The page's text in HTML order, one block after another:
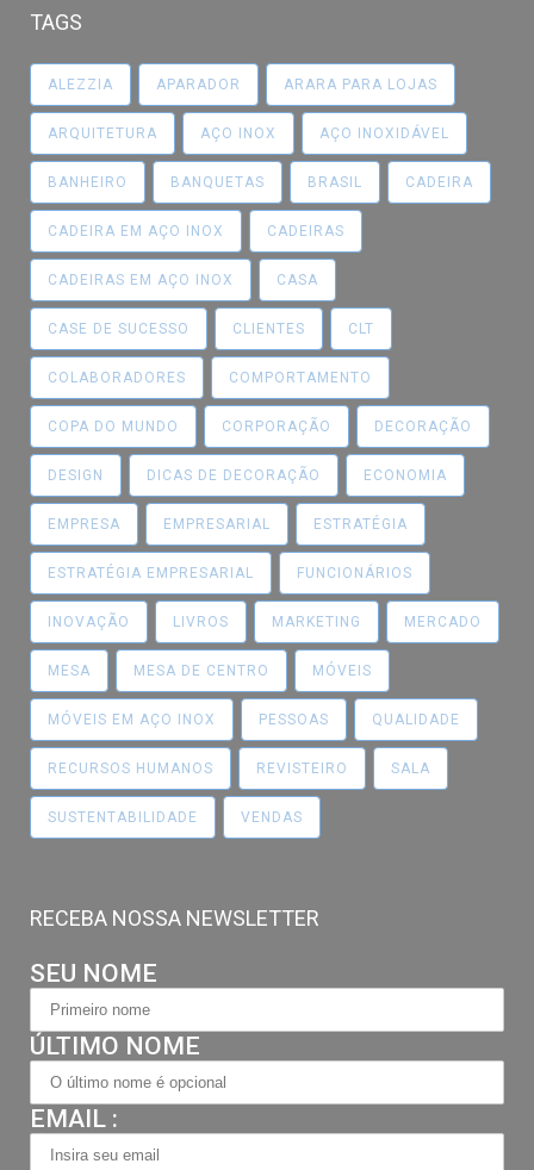
TAGS
ALEZZIA APARADOR ARARA PARA LOJAS
ARQUITETURA AÇO INOX AÇO INOXIDÁVEL
BANHEIRO BANQUETAS BRASIL CADEIRA
CADEIRA EM AÇO INOX CADEIRAS
CADEIRAS EM AÇO INOX CASA
CASE DE SUCESSO CLIENTES CLT
COLABORADORES COMPORTAMENTO
COPA DO MUNDO CORPORAÇÃO DECORAÇÃO
DESIGN DICAS DE DECORAÇÃO ECONOMIA
EMPRESA EMPRESARIAL ESTRATÉGIA
ESTRATÉGIA EMPRESARIAL FUNCIONÁRIOS
INOVAÇÃO LIVROS MARKETING MERCADO
MESA MESA DE CENTRO MÓVEIS
MÓVEIS EM AÇO INOX PESSOAS QUALIDADE
RECURSOS HUMANOS REVISTEIRO SALA
SUSTENTABILIDADE VENDAS
RECEBA NOSSA NEWSLETTER
SEU NOME
ÚLTIMO NOME
EMAIL :